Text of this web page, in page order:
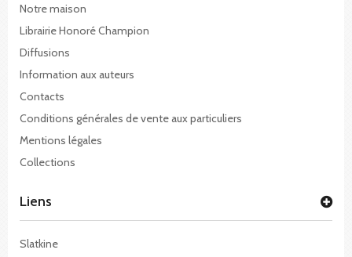
Notre maison
Librairie Honoré Champion
Diffusions
Information aux auteurs
Contacts
Conditions générales de vente aux particuliers
Mentions légales
Collections
Liens
Slatkine